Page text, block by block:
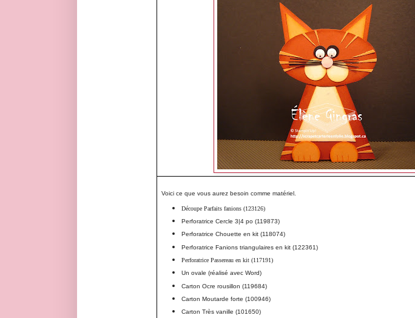
Voici ce que vous aurez besoin comme matériel.
Découpe Parfaits fanions (123126)
Perforatrice Cercle 3|4 po (119873)
Perforatrice Chouette en kit (118074)
Perforatrice Fanions triangulaires en kit (122361)
Perforatrice Passereau en kit (117191)
Un ovale (réalisé avec Word)
Carton Ocre rousillon (119684)
Carton Moutarde forte (100946)
Carton Très vanille (101650)